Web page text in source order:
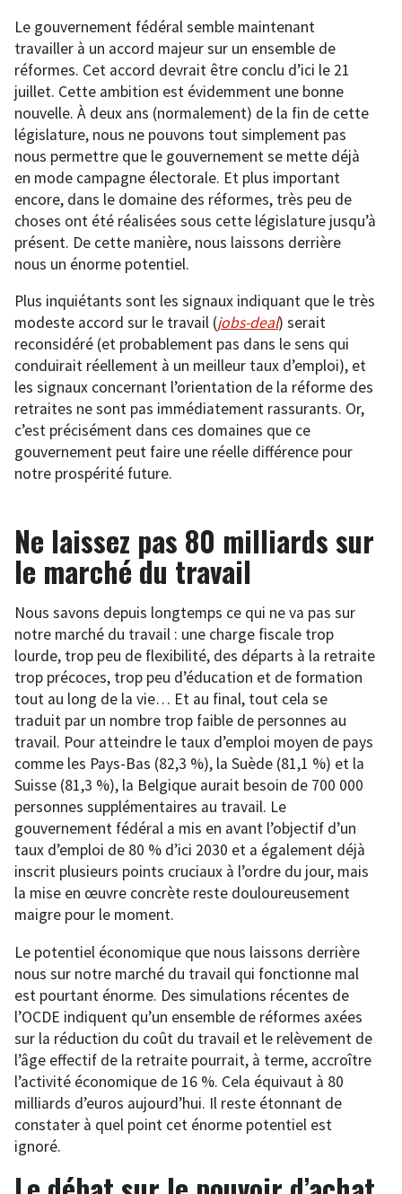
Le gouvernement fédéral semble maintenant
travailler à un accord majeur sur un ensemble de
réformes. Cet accord devrait être conclu d’ici le 21
juillet. Cette ambition est évidemment une bonne
nouvelle. À deux ans (normalement) de la fin de cette
législature, nous ne pouvons tout simplement pas
nous permettre que le gouvernement se mette déjà
en mode campagne électorale. Et plus important
encore, dans le domaine des réformes, très peu de
choses ont été réalisées sous cette législature jusqu’à
présent. De cette manière, nous laissons derrière
nous un énorme potentiel.
Plus inquiétants sont les signaux indiquant que le très
modeste accord sur le travail (jobs-deal) serait
reconsidéré (et probablement pas dans le sens qui
conduirait réellement à un meilleur taux d’emploi), et
les signaux concernant l’orientation de la réforme des
retraites ne sont pas immédiatement rassurants. Or,
c’est précisément dans ces domaines que ce
gouvernement peut faire une réelle différence pour
notre prospérité future.
Ne laissez pas 80 milliards sur
le marché du travail
Nous savons depuis longtemps ce qui ne va pas sur
notre marché du travail : une charge fiscale trop
lourde, trop peu de flexibilité, des départs à la retraite
trop précoces, trop peu d’éducation et de formation
tout au long de la vie… Et au final, tout cela se
traduit par un nombre trop faible de personnes au
travail. Pour atteindre le taux d’emploi moyen de pays
comme les Pays-Bas (82,3 %), la Suède (81,1 %) et la
Suisse (81,3 %), la Belgique aurait besoin de 700 000
personnes supplémentaires au travail. Le
gouvernement fédéral a mis en avant l’objectif d’un
taux d’emploi de 80 % d’ici 2030 et a également déjà
inscrit plusieurs points cruciaux à l’ordre du jour, mais
la mise en œuvre concrète reste douloureusement
maigre pour le moment.
Le potentiel économique que nous laissons derrière
nous sur notre marché du travail qui fonctionne mal
est pourtant énorme. Des simulations récentes de
l’OCDE indiquent qu’un ensemble de réformes axées
sur la réduction du coût du travail et le relèvement de
l’âge effectif de la retraite pourrait, à terme, accroître
l’activité économique de 16 %. Cela équivaut à 80
milliards d’euros aujourd’hui. Il reste étonnant de
constater à quel point cet énorme potentiel est
ignoré.